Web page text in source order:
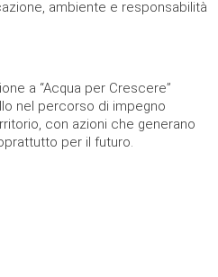
ambiente e responsabilità
a “Acqua per Crescere”
nel percorso di impegno
con azioni che generano
per il futuro.